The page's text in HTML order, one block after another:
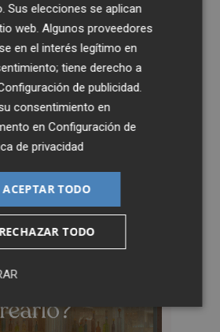
Sus elecciones se aplican
web. Algunos proveedores
en el interés legítimo en
tiene derecho a
de publicidad
consentimiento en
enConfiguración de
de privacidad
ACEPTAR TODO
RECHAZAR TODO